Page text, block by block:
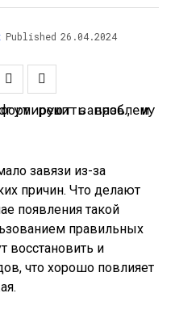
Published 26.04.2024
завязи из-за
причин. Что делают
появления такой
правильных
восстановить и
что хорошо повлияет